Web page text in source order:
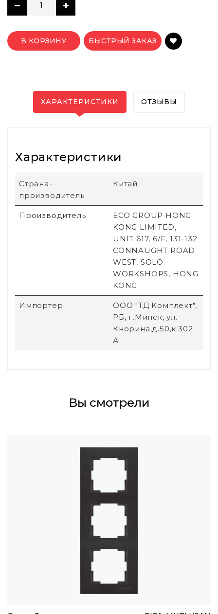
В КОРЗИНУ БЫСТРЫЙ ЗАКАЗ
ХАРАКТЕРИСТИКИ ОТЗЫВЫ
Характеристики
Страна-
производитель
Китай
Производитель
ECO GROUP HONG
KONG LIMITED,
UNIT 617, 6/F, 131-132
CONNAUGHT ROAD
WEST, SOLO
WORKSHOPS, HONG
KONG
Импортер
ООО "ТД Комплект",
РБ, г.Минск, ул.
Кнорина,д.50,к.302
А
Вы смотрели